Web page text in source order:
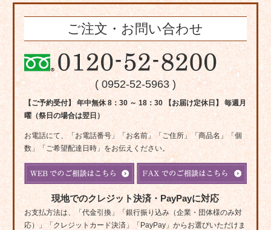
ご注文・お問い合わせ
( 0952-52-5963 )
【ご予約受付】 年中無休 8：30 ～ 18：30 【お届け定休日】 毎週月
曜（祭日の場合は翌日）
お電話にて、「お電話番号」「お名前」「ご住所」「商品名」「個
数」「ご希望配達日時」をお伝えください。
現地でのクレジット決済・PayPayに対応
お支払方法は、「代金引換」「銀行振り込み（企業・団体様のみ対
応）」「クレジットカード決済」「PayPay」からお選びいただけま